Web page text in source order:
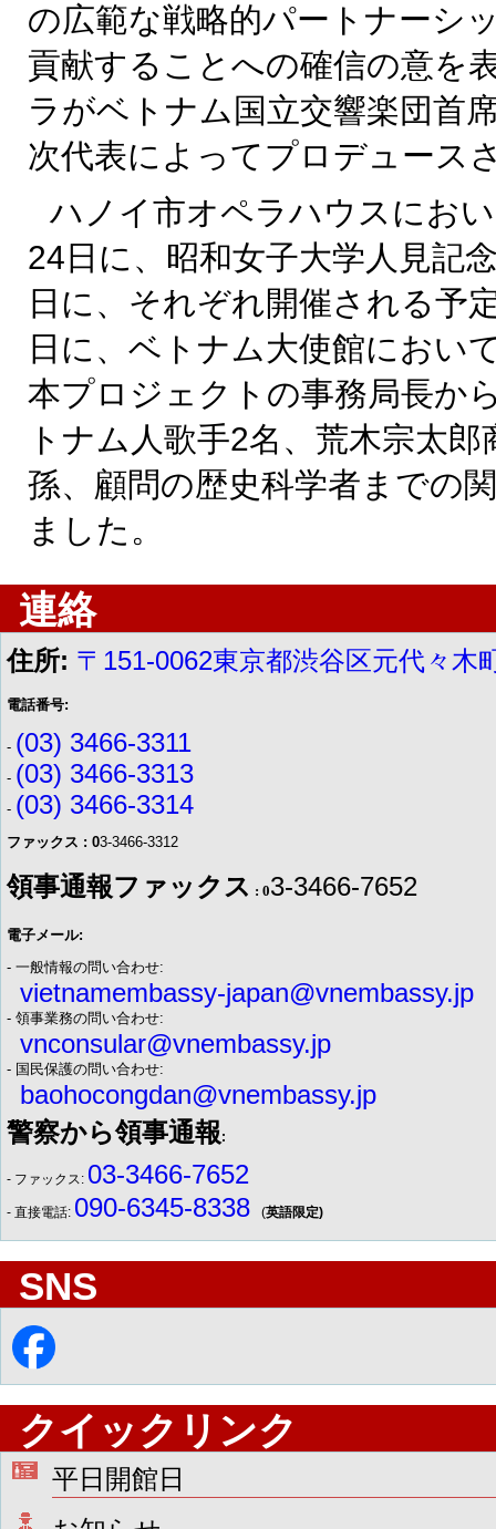
の広範な戦略的パートナーシ
貢献することへの確信の意を
ラがベトナム国立交響楽団首
次代表によってプロデュース
ハノイ市オペラハウスにお
24日に、昭和女子大学人見記
日に、それぞれ開催される予
日に、ベトナム大使館におい
本プロジェクトの事務局長か
トナム人歌手2名、荒木宗太
孫、顧問の歴史科学者までの
ました。
連絡
住所: 〒151-0062東京都渋谷区元代々木
電話番号:
- (03) 3466-3311
- (03) 3466-3313
- (03) 3466-3314
ファックス : 03-3466-3312
領事通報ファックス : 03-3466-7652
電子メール:
- 一般情報の問い合わせ:
vietnamembassy-japan@vnembassy.jp
- 領事業務の問い合わせ:
vnconsular@vnembassy.jp
- 国民保護の問い合わせ:
baohocongdan@vnembassy.jp
警察から領事通報:
- ファックス: 03-3466-7652
- 直接電話: 090-6345-8338 (英語限定)
SNS
クイックリンク
平日開館日